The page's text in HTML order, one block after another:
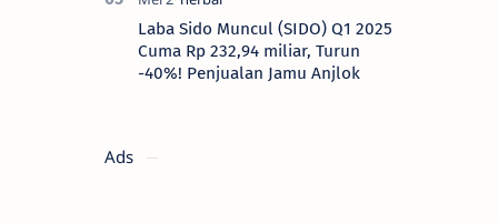
Laba Sido Muncul (SIDO) Q1 2025
Cuma Rp 232,94 miliar, Turun
-40%! Penjualan Jamu Anjlok
Ads